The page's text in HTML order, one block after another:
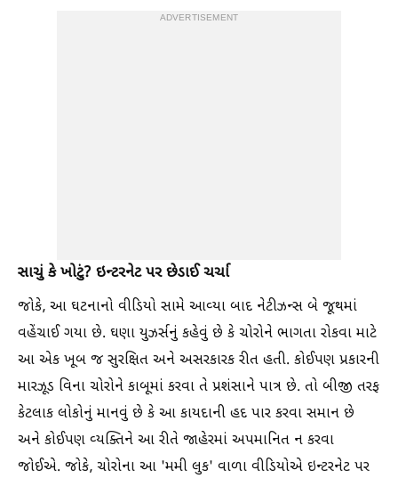
ADVERTISEMENT
સાચું કે ખોટું? ઇન્ટરનેટ પર છેડાઈ ચર્ચા
જોકે, આ ઘટનાનો વીડિયો સામે આવ્યા બાદ નેટીઝન્સ બે જૂથમાં
વહેંચાઈ ગયા છે. ઘણા યુઝર્સનું કહેવું છે કે ચોરોને ભાગતા રોકવા માટે
આ એક ખૂબ જ સુરક્ષિત અને અસરકારક રીત હતી. કોઈપણ પ્રકારની
મારઝૂડ વિના ચોરોને કાબૂમાં કરવા તે પ્રશંસાને પાત્ર છે. તો બીજી તરફ
કેટલાક લોકોનું માનવું છે કે આ કાયદાની હદ પાર કરવા સમાન છે
અને કોઈપણ વ્યક્તિને આ રીતે જાહેરમાં અપમાનિત ન કરવા
જોઈએ. જોકે, ચોરોના આ 'મમી લુક' વાળા વીડિયોએ ઇન્ટરનેટ પર